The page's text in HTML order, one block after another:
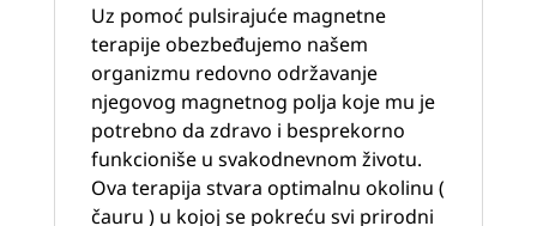
Uz pomoć pulsirajuće magnetne
terapije obezbeđujemo našem
organizmu redovno održavanje
njegovog magnetnog polja koje mu je
potrebno da zdravo i besprekorno
funkcioniše u svakodnevnom životu.
Ova terapija stvara optimalnu okolinu (
čauru ) u kojoj se pokreću svi prirodni